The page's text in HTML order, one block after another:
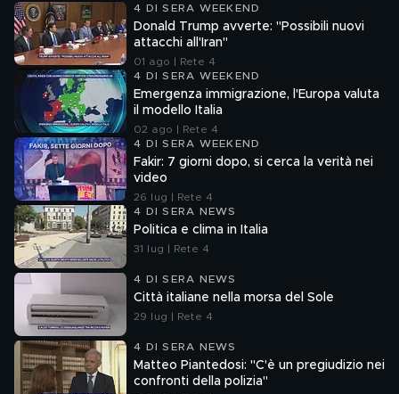
4 DI SERA WEEKEND
Donald Trump avverte: "Possibili nuovi
attacchi all'Iran"
01 ago | Rete 4
4 DI SERA WEEKEND
Emergenza immigrazione, l'Europa valuta
il modello Italia
02 ago | Rete 4
4 DI SERA WEEKEND
Fakir: 7 giorni dopo, si cerca la verità nei
video
26 lug | Rete 4
4 DI SERA NEWS
Politica e clima in Italia
31 lug | Rete 4
4 DI SERA NEWS
Città italiane nella morsa del Sole
29 lug | Rete 4
4 DI SERA NEWS
Matteo Piantedosi: "C'è un pregiudizio nei
confronti della polizia"